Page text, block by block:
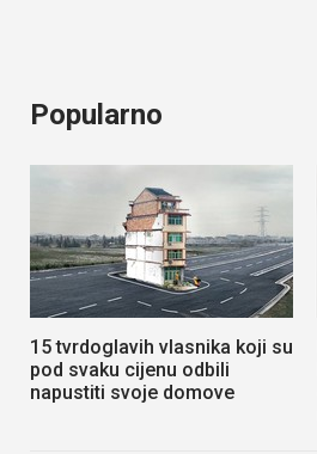
Popularno
15 tvrdoglavih vlasnika koji su
pod svaku cijenu odbili
napustiti svoje domove